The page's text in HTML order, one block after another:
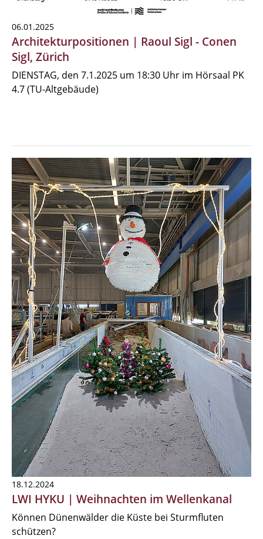
06.01.2025
Architekturpositionen | Raoul Sigl - Conen
Sigl, Zürich
DIENSTAG, den 7.1.2025 um 18:30 Uhr im Hörsaal PK
4.7 (TU-Altgebäude)
18.12.2024
LWI HYKU | Weihnachten im Wellenkanal
Können Dünenwälder die Küste bei Sturmfluten
schützen?